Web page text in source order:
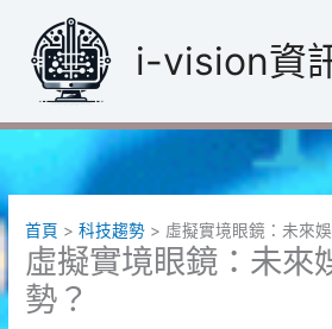
內
i-vision資
首頁 科技趨勢 虛擬實境眼鏡：未來
虛擬實境眼鏡：未來
勢？